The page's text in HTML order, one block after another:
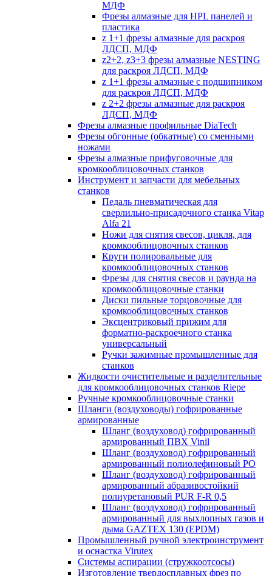
МДФ
Фрезы алмазные для HPL панелей и
пластика
z 1+1 фрезы алмазные для раскроя
ЛДСП, МДФ
z2+2, z3+3 фрезы алмазные NESTING
для раскроя ЛДСП, МДФ
z 1+1 фрезы алмазные с подшипником
для раскроя ЛДСП, МДФ
z 2+2 фрезы алмазные для раскроя
ЛДСП, МДФ
Фрезы алмазные профильные DiaTech
Фрезы обгонные (обкатные) со сменными
ножами
Фрезы алмазные прифуговочные для
кромкооблицовочных станков
Инструмент и запчасти для мебельных
станков
Педаль пневматическая для
сверлильно-присадочного станка Vitap
Alfa 21
Ножи для снятия свесов, цикля, для
кромкооблицовочных станков
Круги полировальные для
кромкооблицовочных станков
Фрезы для снятия свесов и раунда на
кромкооблицовочные станки
Диски пильные торцовочные для
кромкооблицовочных станков
Эксцентриковый прижим для
форматно-раскроечного станка
универсальный
Ручки зажимные промышленные для
станков
Жидкости очистительные и разделительные
для кромкооблицовочных станков Riepe
Ручные кромкооблицовочные станки
Шланги (воздуховоды) гофрированные
армированные
Шланг (воздуховод) гофрированный
армированный ПВХ Vinil
Шланг (воздуховод) гофрированный
армированный полиолефиновый PO
Шланг (воздуховод) гофрированный
армированный абразивостойкий
полиуретановый PUR F-R 0,5
Шланг (воздуховод) гофрированный
армированный для выхлопных газов и
дыма GAZTEX 130 (EPDM)
Промышленный ручной электроинструмент
и оснастка Virutex
Системы аспирации (стружкоотсосы)
Изготовление твердосплавных фрез по